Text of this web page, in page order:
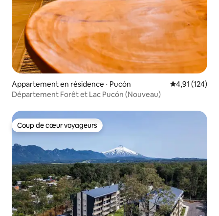
Appartement en résidence ⋅ Pucón Évaluation
4,91 (124)
Département Forêt et Lac Pucón (Nouveau)
Coup de cœur voyageurs
Coup de cœur voyageurs